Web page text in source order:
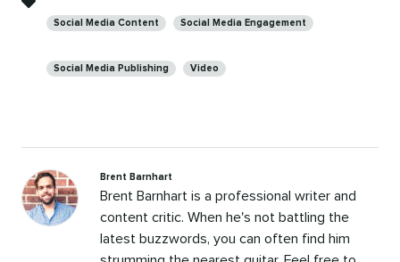
Social Media Content Social Media Engagement
Social Media Publishing Video
Brent Barnhart
Brent Barnhart is a professional writer and
content critic. When he's not battling the
latest buzzwords, you can often find him